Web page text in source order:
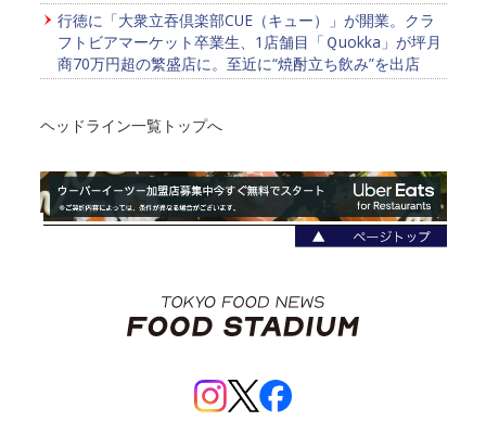
行徳に「大衆立吞倶楽部CUE（キュー）」が開業。クラ
フトビアマーケット卒業生、1店舗目「Ｑuokka」が坪月
商70万円超の繁盛店に。至近に“焼酎立ち飲み”を出店
ヘッドライン一覧トップへ